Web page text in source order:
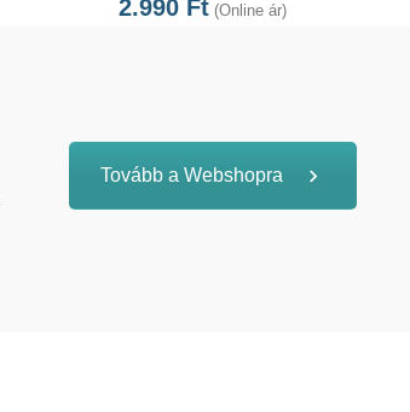
2.990 Ft (Online ár)
Tovább a Webshopra